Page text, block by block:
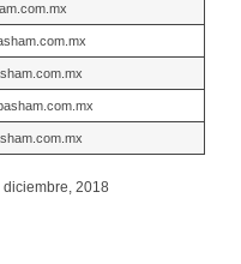
2018